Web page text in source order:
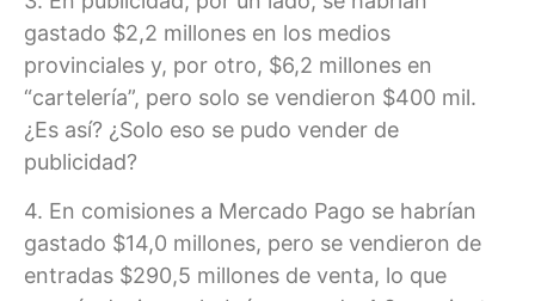
gastado $2,2 millones en los medios
provinciales y, por otro, $6,2 millones en
“cartelería”, pero solo se vendieron $400 mil.
¿Es así? ¿Solo eso se pudo vender de
publicidad?
4. En comisiones a Mercado Pago se habrían
gastado $14,0 millones, pero se vendieron de
entradas $290,5 millones de venta, lo que